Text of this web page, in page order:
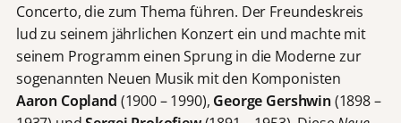
Concerto, die zum Thema führen. Der Freundeskreis
lud zu seinem jährlichen Konzert ein und machte mit
seinem Programm einen Sprung in die Moderne zur
sogenannten Neuen Musik mit den Komponisten
Aaron Copland (1900 – 1990), George Gershwin(1898 –